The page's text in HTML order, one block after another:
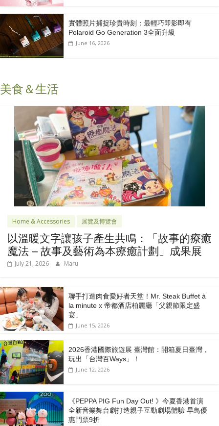
實體照片捕捉珍貴時刻：最輕巧即影即有
Polaroid Go Generation 3全面升級
June 16, 2026
美食＆生活
Home & Accessories 展覽及博覽會
以溫暖文字讓孩子產生共鳴：「故事的療癒
魔法 – 故事及藝術為本療癒計劃」成果展
July 21, 2026 Maru
聯手打造肉食愛好者天堂！Mr. Steak Buffet à
la minute x 帝都酒店柏麗廳「⽗親節限定盛
宴」
June 15, 2026
2026香港國際旅遊展 臺灣館：開箱夏日臺灣，
玩出「台灣百Ways」！
June 12, 2026
《PEPPA PIG Fun Day Out! 》今夏香港首演
全新音樂舞台劇打造親子互動劇場體驗 早鳥優
惠門票9折